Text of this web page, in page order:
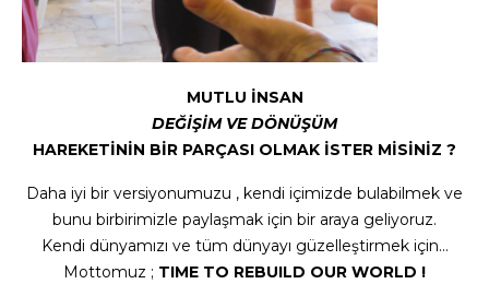
MUTLU İNSAN
DEĞİŞİM VE DÖNÜŞÜM
HAREKETİNİN BİR PARÇASI OLMAK İSTER MİSİNİZ ?
Daha iyi bir versiyonumuzu , kendi içimizde bulabilmek ve
bunu birbirimizle paylaşmak için bir araya geliyoruz.
Kendi dünyamızı ve tüm dünyayı güzelleştirmek için…
Mottomuz ; TIME TO REBUILD OUR WORLD !